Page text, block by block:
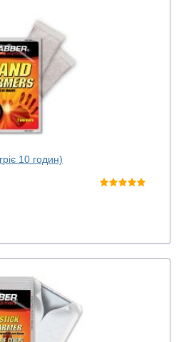
10 годин)